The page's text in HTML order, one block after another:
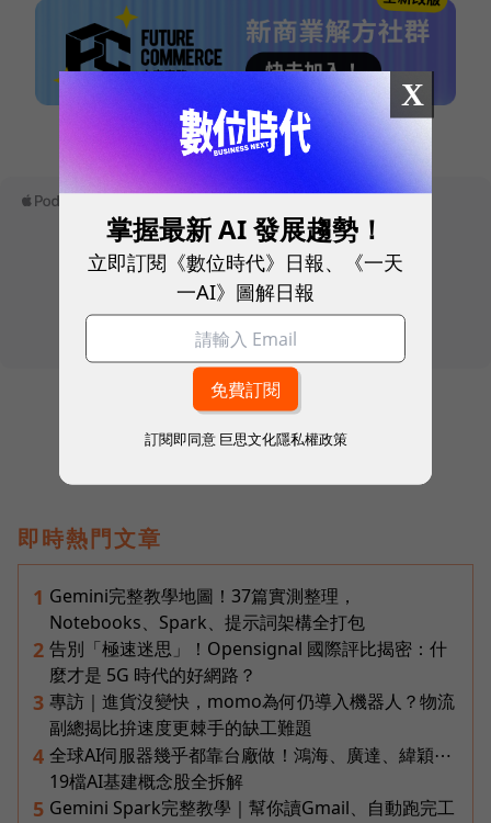
本網站內容未經允許，不得轉載。
即時熱門文章
1 Gemini完整教學地圖！37篇實測整理，
Notebooks、Spark、提示詞架構全打包
2 告別「極速迷思」！Opensignal 國際評比揭密：什
麼才是 5G 時代的好網路？
3 專訪｜進貨沒變快，momo為何仍導入機器人？物流
副總揭比拚速度更棘手的缺工難題
4 全球AI伺服器幾乎都靠台廠做！鴻海、廣達、緯穎⋯
19檔AI基建概念股全拆解
5 Gemini Spark完整教學｜幫你讀Gmail、自動跑完工
X
掌握最新 AI 發展趨勢！
立即訂閱《數位時代》日報、《一天
一AI》圖解日報
訂閱即同意 巨思文化隱私權政策